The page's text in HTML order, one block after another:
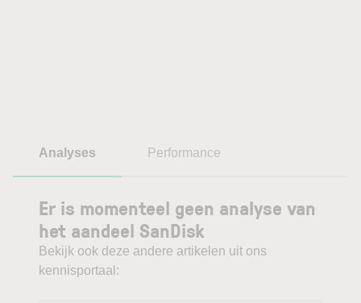
Analyses Performance
Er is momenteel geen analyse van
het aandeel SanDisk
Bekijk ook deze andere artikelen uit ons
kennisportaal: